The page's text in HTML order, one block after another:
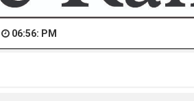
06:56: PM